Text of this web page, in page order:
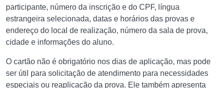
participante, número da inscrição e do CPF, língua
estrangeira selecionada, datas e horários das provas e
endereço do local de realização, número da sala de prova,
cidade e informações do aluno.
O cartão não é obrigatório nos dias de aplicação, mas pode
ser útil para solicitação de atendimento para necessidades
especiais ou reaplicação da prova. Ele também apresenta